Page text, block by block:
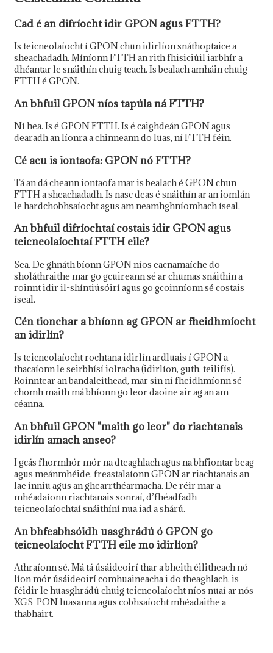
Cad é an difríocht idir GPON agus FTTH?
Is teicneolaíocht í GPON chun idirlíon snáthoptaice a
sheachadadh. Míníonn FTTH an rith fhisiciúil iarbhír a
dhéantar le snáithín chuig teach. Is bealach amháin chuig
FTTH é GPON.
An bhfuil GPON níos tapúla ná FTTH?
Ní hea. Is é GPON FTTH. Is é caighdeán GPON agus
dearadh an líonra a chinneann do luas, ní FTTH féin.
Cé acu is iontaofa: GPON nó FTTH?
Tá an dá cheann iontaofa mar is bealach é GPON chun
FTTH a sheachadadh. Is nasc deas é snáithín ar an iomlán
le hardchobhsaíocht agus am neamhghníomhach íseal.
An bhfuil difríochtaí costais idir GPON agus
teicneolaíochtaí FTTH eile?
Sea. De ghnáth bíonn GPON níos eacnamaíche do
sholáthraithe mar go gcuireann sé ar chumas snáithín a
roinnt idir il-shíntiúsóirí agus go gcoinníonn sé costais
íseal.
Cén tionchar a bhíonn ag GPON ar fheidhmíocht
an idirlín?
Is teicneolaíocht rochtana idirlín ardluais í GPON a
thacaíonn le seirbhísí iolracha (idirlíon, guth, teilifís).
Roinntear an bandaleithead, mar sin ní fheidhmíonn sé
chomh maith má bhíonn go leor daoine air ag an am
céanna.
An bhfuil GPON "maith go leor" do riachtanais
idirlín amach anseo?
I gcás fhormhór mór na dteaghlach agus na bhfiontar beag
agus meánmhéide, freastalaíonn GPON ar riachtanais an
lae inniu agus an ghearrthéarmacha. De réir mar a
mhéadaíonn riachtanais sonraí, d’fhéadfadh
teicneolaíochtaí snáithíní nua iad a shárú.
An bhfeabhsóidh uasghrádú ó GPON go
teicneolaíocht FTTH eile mo idirlíon?
Athraíonn sé. Má tá úsáideoirí thar a bheith éilitheach nó
líon mór úsáideoirí comhuaineacha i do theaghlach, is
féidir le huasghrádú chuig teicneolaíocht níos nuaí ar nós
XGS-PON luasanna agus cobhsaíocht mhéadaithe a
thabhairt.